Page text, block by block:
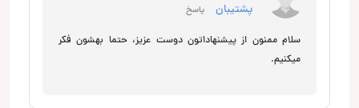
پشتیبان پاسخ
سلام ممنون از پیشنهاداتون دوست عزیز، حتما بهشون فکر
میکنیم.